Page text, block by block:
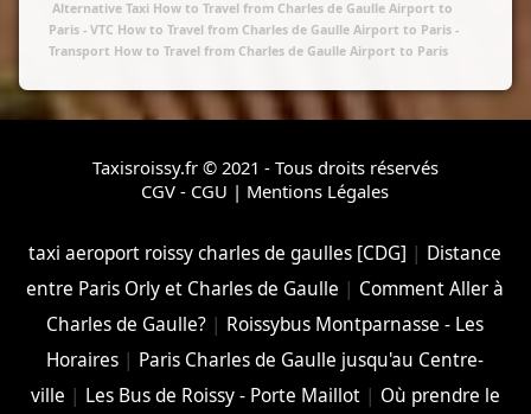
Alternative Taxi How to Travel from Charles de Gaulle Airport to
Paris - VTC How to Travel from Charles de Gaulle Airport to Paris-
Transport How to Travel from Charles de Gaulle Airport to Paris
Taxisroissy.fr © 2021 - Tous droits réservés
CGV - CGU | Mentions Légales
taxi aeroport roissy charles de gaulles [CDG] | Distance
entre Paris Orly et Charles de Gaulle | Comment Aller à
Charles de Gaulle? | Roissybus Montparnasse - Les
Horaires | Paris Charles de Gaulle jusqu'au Centre-
ville | Les Bus de Roissy - Porte Maillot| Où prendre le